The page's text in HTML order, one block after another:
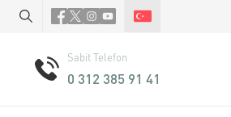
Sabit Telefon
0 312 385 91 41